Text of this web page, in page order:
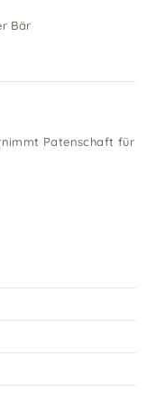
Bär
Patenschaft für